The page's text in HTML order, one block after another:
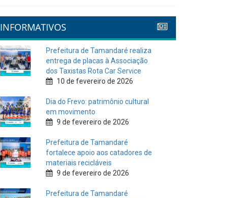
INFORMATIVOS
Prefeitura de Tamandaré realiza
entrega de placas à Associação
dos Taxistas Rota Car Service
10 de fevereiro de 2026
Dia do Frevo: patrimônio cultural
em movimento
9 de fevereiro de 2026
Prefeitura de Tamandaré
fortalece apoio aos catadores de
materiais recicláveis
9 de fevereiro de 2026
Prefeitura de Tamandaré